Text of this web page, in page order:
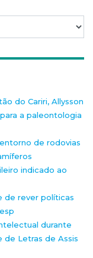
do Cariri, Allysson
a paleontologia
de rodovias
indicado ao
de rever políticas
durante
Letras de Assis